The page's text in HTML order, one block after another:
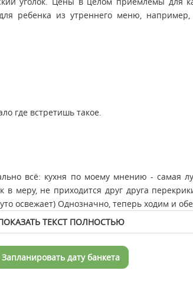
ребенка из утреннего меню,
где встретишь такое.
всё: кухня по моему мнению - самая
меру, не приходится друг друга
освежает) Однозначно, теперь ходим и
ТЕКСТ ПОЛНОСТЬЮ
Запланировать дату банкета